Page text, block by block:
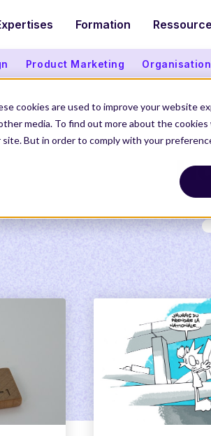
cookies are used to improve your website
media. To find out more about the cookies
But in order to comply with your
Formation
Product Marketing